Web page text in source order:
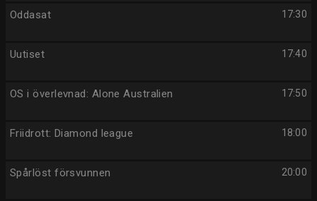
17:30
Oddasat
17:40
Uutiset
17:50
OS i överlevnad: Alone Australien
18:00
Friidrott: Diamond league
20:00
Spårlöst försvunnen